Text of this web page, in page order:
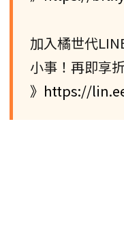
加入橘世代
小事！再即享
》https://